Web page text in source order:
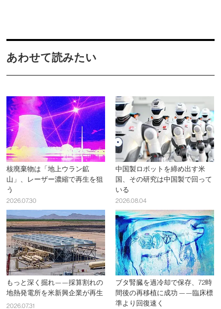
あわせて読みたい
核廃棄物は「地上ウラン鉱
山」、レーザー濃縮で再生を狙
う
2026.07.30
中国製ロボットを締め出す米
国、その研究は中国製で回って
いる
2026.08.04
もっと深く掘れ——採算割れの
地熱発電所を米新興企業が再生
2026.07.31
ブタ腎臓を過冷却で保存、72時
間後の再移植に成功 ——臨床標
準より回復速く